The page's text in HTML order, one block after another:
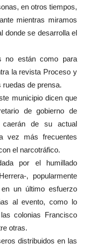
en otros tiempos,
mientras miramos
donde se desarrolla el
no están como para
la revista Proceso y
ruedas de prensa.
municipio dicen que
de gobierno de
caerán de su actual
vez más frecuentes
el narcotráfico.
por el humillado
, popularmente
un último esfuerzo
al evento, como lo
colonias Francisco
otras.
distribuidos en las